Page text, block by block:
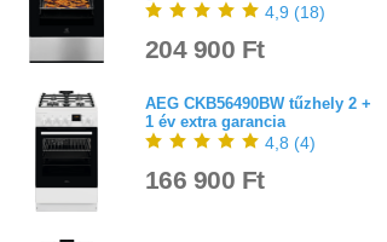
4,9 (18)
204 900 Ft
AEG CKB56490BW tűzhely 2 +
1 év extra garancia
4,8 (4)
166 900 Ft